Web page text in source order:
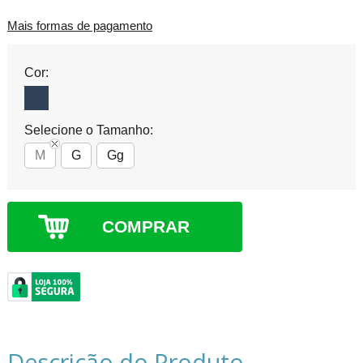
Mais formas de pagamento
Cor:
Selecione o Tamanho:
M
G Gg
COMPRAR